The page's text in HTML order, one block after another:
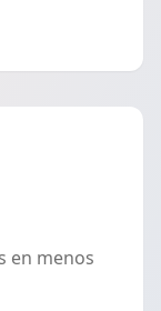
en menos